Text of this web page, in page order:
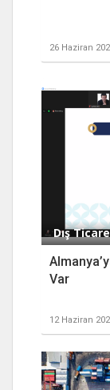
26 Haziran
Dış
Var
12 Haziran